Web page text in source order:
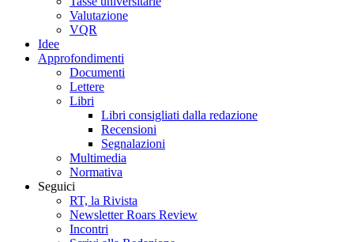
Valutazione
VQR
Idee
Approfondimenti
Documenti
Lettere
Libri
Libri consigliati dalla redazione
Recensioni
Segnalazioni
Multimedia
Normativa
Seguici
RT, la Rivista
Newsletter Roars Review
Incontri